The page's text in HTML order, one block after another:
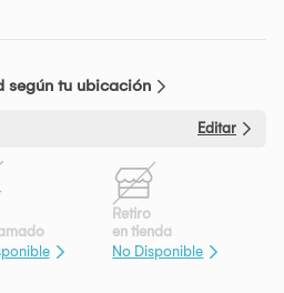
tu ubicación
Editar
Retiro
en tienda
No Disponible